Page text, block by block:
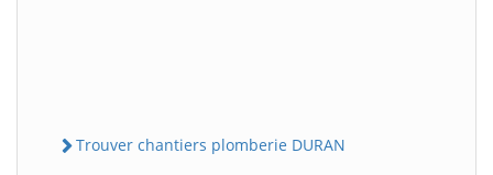
Trouver chantiers plomberie DURAN